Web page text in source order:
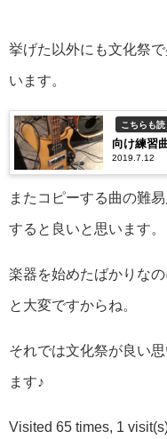
挙げた以外にも文化祭
います。
こちらも
向け練習
2019.7.12
またコピーする曲の難
すると良いと思います。
楽器を始めたばかりな
と大変ですからね。
それでは文化祭が良い
ます♪
Visited 65 times, 1